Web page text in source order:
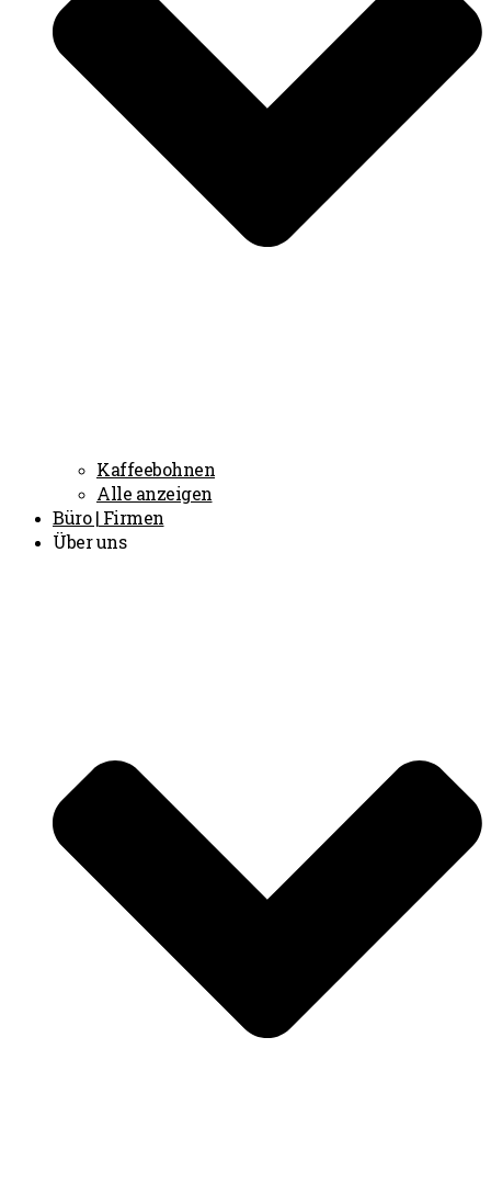
Kaffeebohnen
Alle anzeigen
Büro | Firmen
Über uns